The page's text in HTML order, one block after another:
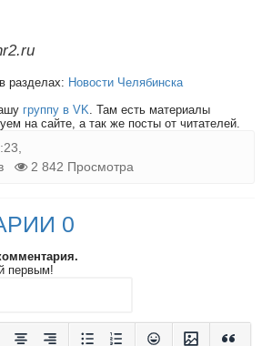
разделах: Новости Челябинска
группу в VK. Там есть материалы
на сайте, а так же посты от читателей.
2 842 Просмотра
0
первым!